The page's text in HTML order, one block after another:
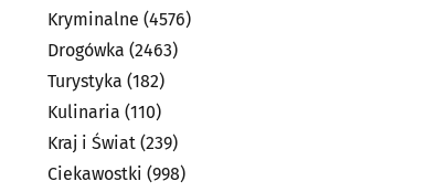
Kryminalne (4576)
Drogówka (2463)
Turystyka (182)
Kulinaria (110)
Kraj i Świat (239)
Ciekawostki (998)